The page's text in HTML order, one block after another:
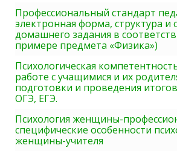
Профессиональный стандарт
электронная форма, структура и
домашнего задания в
примере предмета «Физика»)
Психологическая
работе с учащимися и их
подготовки и проведения
ОГЭ, ЕГЭ.
Психология женщины-
специфические особенности
женщины-учителя